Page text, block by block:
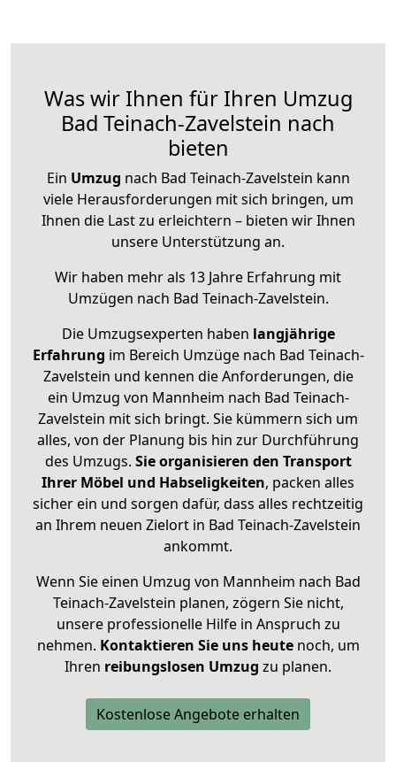
Was wir Ihnen für Ihren Umzug
Bad Teinach-Zavelstein nach
bieten
Ein Umzug nach Bad Teinach-Zavelstein kann
viele Herausforderungen mit sich bringen, um
Ihnen die Last zu erleichtern – bieten wir Ihnen
unsere Unterstützung an.
Wir haben mehr als 13 Jahre Erfahrung mit
Umzügen nach Bad Teinach-Zavelstein.
Die Umzugsexperten haben langjährige
Erfahrung im Bereich Umzüge nach Bad Teinach-
Zavelstein und kennen die Anforderungen, die
ein Umzug von Mannheim nach Bad Teinach-
Zavelstein mit sich bringt. Sie kümmern sich um
alles, von der Planung bis hin zur Durchführung
des Umzugs. Sie organisieren den Transport
Ihrer Möbel und Habseligkeiten, packen alles
sicher ein und sorgen dafür, dass alles rechtzeitig
an Ihrem neuen Zielort in Bad Teinach-Zavelstein
ankommt.
Wenn Sie einen Umzug von Mannheim nach Bad
Teinach-Zavelstein planen, zögern Sie nicht,
unsere professionelle Hilfe in Anspruch zu
nehmen. Kontaktieren Sie uns heutenoch, um
Ihren reibungslosen Umzug zu planen.
Kostenlose Angebote erhalten